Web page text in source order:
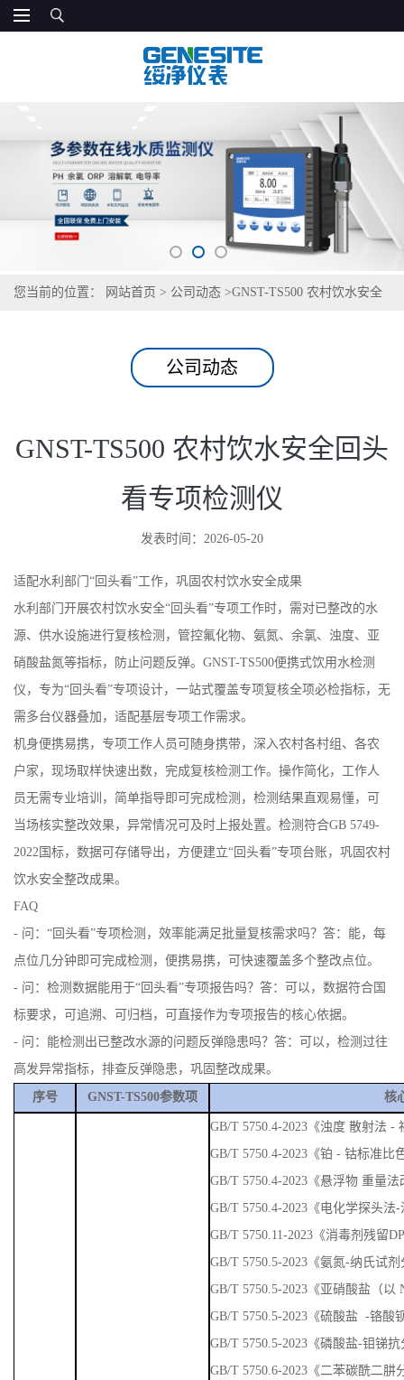
您当前的位置： 网站首页 > 公司动态 >GNST-TS500 农村饮水安全
公司动态
GNST-TS500 农村饮水安全回头
看专项检测仪
发表时间：2026-05-20
适配水利部门“回头看”工作，巩固农村饮水安全成果
水利部门开展农村饮水安全“回头看”专项工作时，需对已整改的水
源、供水设施进行复核检测，管控氟化物、氨氮、余氯、浊度、亚
硝酸盐氮等指标，防止问题反弹。GNST-TS500便携式饮用水检测
仪，专为“回头看”专项设计，一站式覆盖专项复核全项必检指标，无
需多台仪器叠加，适配基层专项工作需求。
机身便携易携，专项工作人员可随身携带，深入农村各村组、各农
户家，现场取样快速出数，完成复核检测工作。操作简化，工作人
员无需专业培训，简单指导即可完成检测，检测结果直观易懂，可
当场核实整改效果，异常情况可及时上报处置。检测符合GB 5749-
2022国标，数据可存储导出，方便建立“回头看”专项台账，巩固农村
饮水安全整改成果。
FAQ
- 问：“回头看”专项检测，效率能满足批量复核需求吗？答：能，每
点位几分钟即可完成检测，便携易携，可快速覆盖多个整改点位。
- 问：检测数据能用于“回头看”专项报告吗？答：可以，数据符合国
标要求，可追溯、可归档，可直接作为专项报告的核心依据。
- 问：能检测出已整改水源的问题反弹隐患吗？答：可以，检测过往
高发异常指标，排查反弹隐患，巩固整改成果。
序号 GNST-TS500参数项 核
GB/T 5750.4-2023《浊度 散射法
GB/T 5750.4-2023《铂 - 钴标准比
GB/T 5750.4-2023《悬浮物 重量法
GB/T 5750.4-2023《电化学探头法
GB/T 5750.11-2023《消毒剂残留
GB/T 5750.5-2023《氨氮-纳氏试
GB/T 5750.5-2023《亚硝酸盐（
GB/T 5750.5-2023《硫酸盐 -铬酸
GB/T 5750.5-2023《磷酸盐-钼锑
GB/T 5750.6-2023《二苯碳酰二